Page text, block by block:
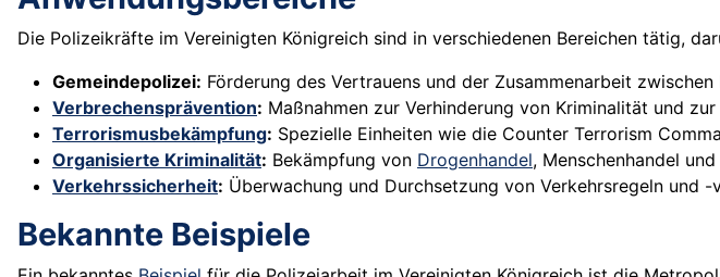
Die Polizeikräfte im Vereinigten Königreich sind in verschiedenen Bereichen tätig,
Gemeindepolizei: Förderung des Vertrauens und der Zusammenarbeit
Verbrechensprävention: Maßnahmen zur Verhinderung von Kriminalität und
Terrorismusbekämpfung: Spezielle Einheiten wie die Counter Terrorism
Organisierte Kriminalität: Bekämpfung von Drogenhandel, Menschenhandel
Verkehrssicherheit: Überwachung und Durchsetzung von Verkehrsregeln und -
Bekannte Beispiele